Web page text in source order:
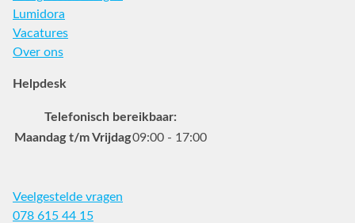
Lumidora
Vacatures
Over ons
Helpdesk
Telefonisch bereikbaar:
Maandag t/m Vrijdag09:00 - 17:00
Veelgestelde vragen
078 615 44 15